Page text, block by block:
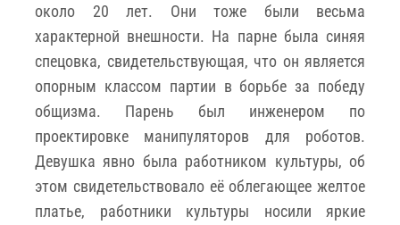
около 20 лет. Они тоже были весьма
характерной внешности. На парне была синяя
спецовка, свидетельствующая, что он является
опорным классом партии в борьбе за победу
общизма. Парень был инженером по
проектировке манипуляторов для роботов.
Девушка явно была работником культуры, об
этом свидетельствовало её облегающее желтое
платье, работники культуры носили яркие